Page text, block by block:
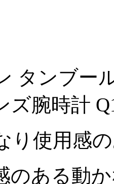
タンブー
ズ腕時計
り使用感
のある動